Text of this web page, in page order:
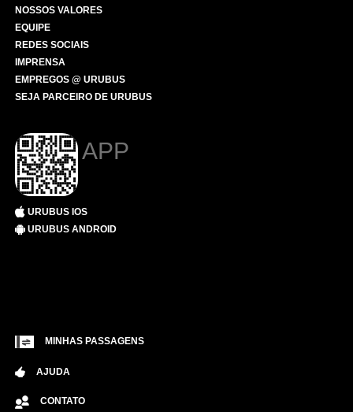
NOSSOS VALORES
EQUIPE
REDES SOCIAIS
IMPRENSA
EMPREGOS @ URUBUS
SEJA PARCEIRO DE URUBUS
APP
URUBUS IOS
URUBUS ANDROID
MINHAS PASSAGENS
AJUDA
CONTATO